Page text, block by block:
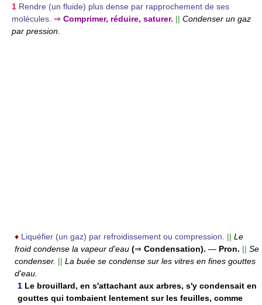
1 Rendre (un fluide) plus dense par rapprochement de ses
molécules. ⇒ Comprimer, réduire, saturer. || Condenser un gaz
par pression.
♦ Liquéfier (un gaz) par refroidissement ou compression. || Le
froid condense la vapeur d'eau (⇒ Condensation). — Pron. || Se
condenser. || La buée se condense sur les vitres en fines gouttes
d'eau.
1 Le brouillard, en s'attachant aux arbres, s'y condensait en
gouttes qui tombaient lentement sur les feuilles, comme